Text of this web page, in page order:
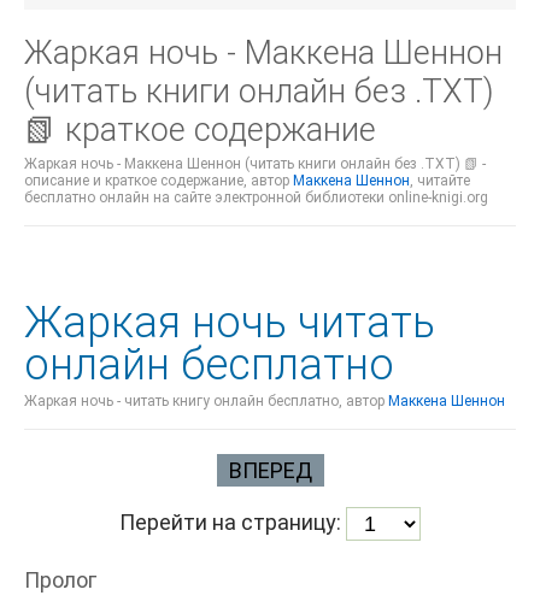
Жаркая ночь - Маккена Шеннон
(читать книги онлайн без .TXT)
📗 краткое содержание
Жаркая ночь - Маккена Шеннон (читать книги онлайн без .TXT) 📗 -
описание и краткое содержание, автор Маккена Шеннон, читайте
бесплатно онлайн на сайте электронной библиотеки online-knigi.org
Жаркая ночь читать
онлайн бесплатно
Жаркая ночь - читать книгу онлайн бесплатно, автор Маккена Шеннон
ВПЕРЕД
Перейти на страницу:
Пролог